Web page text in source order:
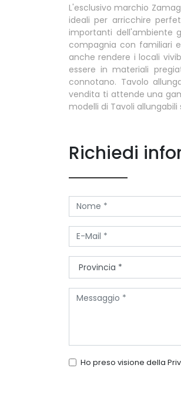
L'esclusivo marchio
ideali per arricchire
importanti dell'ambiente
compagnia con familiari
anche rendere i locali
essere in materiali
connotano. Tavolo
vendita ti attende una
modelli di Tavoli
Richiedi
Ho preso visione della